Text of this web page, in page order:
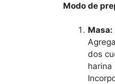
Modo de
Masa:
dos
harina